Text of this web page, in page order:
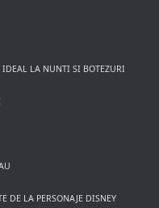
IDEAL LA NUNTI SI BOTEZURI
DE LA PERSONAJE DISNEY